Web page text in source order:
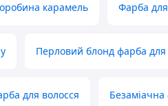
карамель Фарба
Перловий блонд фарба для
для волосся